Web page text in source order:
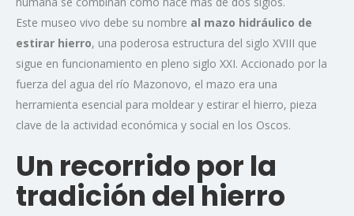
Este museo vivo debe su nombre al mazo hidráulico de
estirar hierro, una poderosa estructura del siglo XVIII que
sigue en funcionamiento en pleno siglo XXI. Accionado por la
fuerza del agua del río Mazonovo, el mazo era una
herramienta esencial para moldear y estirar el hierro, pieza
clave de la actividad económica y social en los Oscos.
Un recorrido por la
tradición del hierro